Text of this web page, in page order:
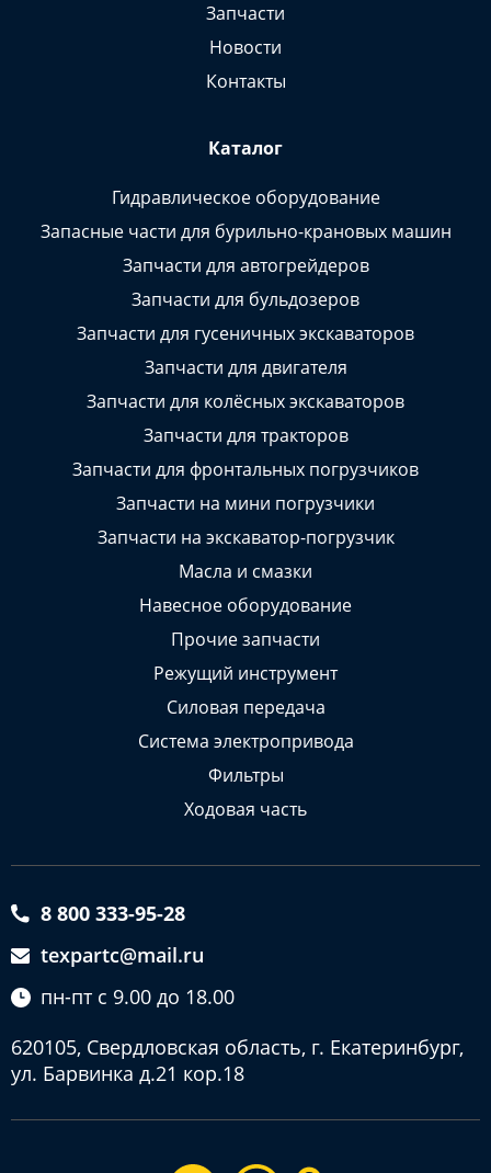
Запчасти
Новости
Контакты
Каталог
Гидравлическое оборудование
Запасные части для бурильно-крановых машин
Запчасти для автогрейдеров
Запчасти для бульдозеров
Запчасти для гусеничных экскаваторов
Запчасти для двигателя
Запчасти для колёсных экскаваторов
Запчасти для тракторов
Запчасти для фронтальных погрузчиков
Запчасти на мини погрузчики
Запчасти на экскаватор-погрузчик
Масла и смазки
Навесное оборудование
Прочие запчасти
Режущий инструмент
Силовая передача
Система электропривода
Фильтры
Ходовая часть
8 800 333-95-28
texpartc@mail.ru
пн-пт с 9.00 до 18.00
620105, Свердловская область, г. Екатеринбург,
ул. Барвинка д.21 кор.18